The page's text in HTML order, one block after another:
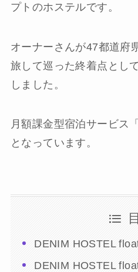
プトのホステルです。
オーナーさんが47都道府
旅して巡った終着点とし
しました。
月額課金型宿泊サービス
となっています。
DENIM HOSTEL
DENIM HOSTEL